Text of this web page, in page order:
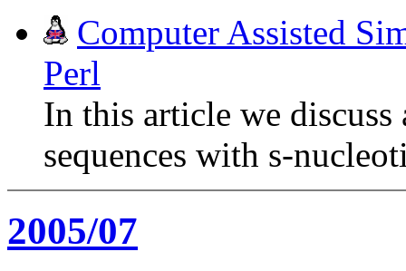
Computer Assisted
Perl
In this article we
sequences with s-
2005/07